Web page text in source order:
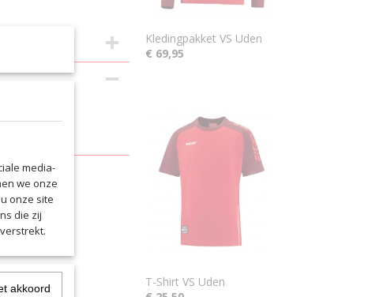
Kledingpakket VS Uden
€ 69,95
T-Shirt VS Uden
media-
we onze
onze site
die zij
akkoord